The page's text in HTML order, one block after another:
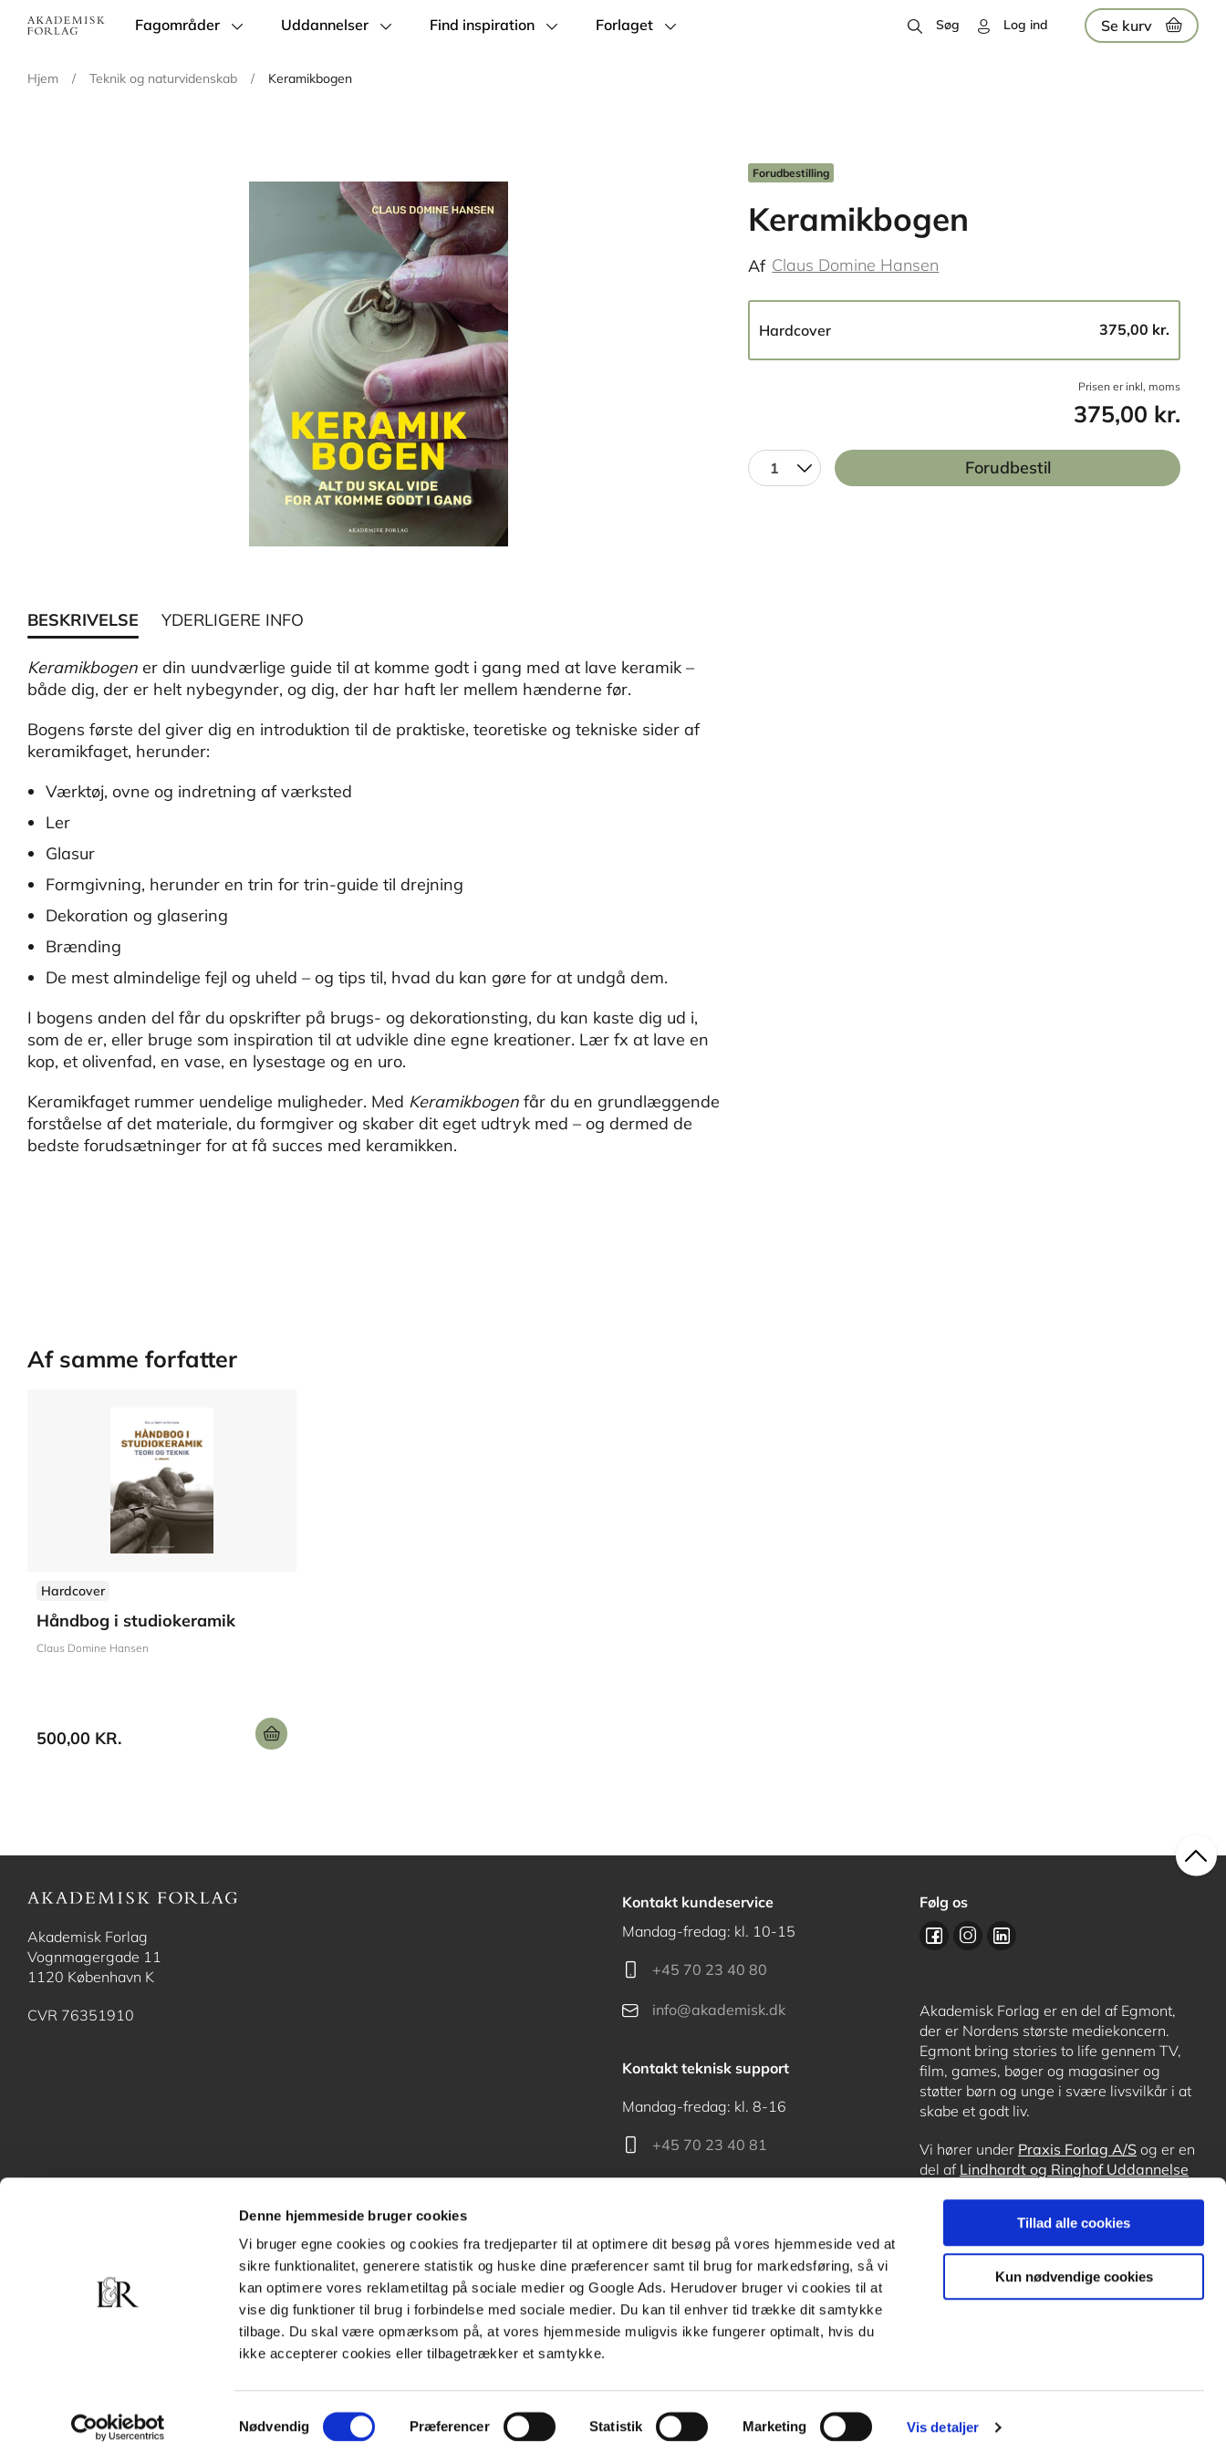
Denne hjemmeside bruger cookies
Vi bruger egne cookies og cookies fra tredjeparter til at optimere dit besøg på vores hjemmeside ved at
sikre funktionalitet, generere statistik og huske dine præferencer samt til brug for markedsføring, så vi
kan optimere vores reklametiltag på sociale medier og Google Ads. Herudover bruger vi cookies til at
vise dig funktioner til brug i forbindelse med sociale medier. Du kan til enhver tid trække dit samtykke
tilbage. Du skal være opmærksom på, at vores hjemmeside muligvis ikke fungerer optimalt, hvis du
ikke accepterer cookies eller tilbagetrækker et samtykke.
Samtykkevalg
Nødvendig Præferencer Statistik Marketing Vis detaljer
Tillad alle cookies
Kun nødvendige cookies
Main
Fagområder Uddannelser Find inspiration Forlaget Søg Log ind Se kurv
Hjem / Teknik og naturvidenskab / Keramikbogen
Forudbestilling
Keramikbogen
Af Claus Domine Hansen
Hardcover 375,00 kr.
Prisen er inkl, moms
375,00 kr.
1 Forudbestil
BESKRIVELSE YDERLIGERE INFO
Keramikbogen er din uundværlige guide til at komme godt i gang med at lave keramik –
både dig, der er helt nybegynder, og dig, der har haft ler mellem hænderne før.
Bogens første del giver dig en introduktion til de praktiske, teoretiske og tekniske sider af
keramikfaget, herunder:
Værktøj, ovne og indretning af værksted
Ler
Glasur
Formgivning, herunder en trin for trin-guide til drejning
Dekoration og glasering
Brænding
De mest almindelige fejl og uheld – og tips til, hvad du kan gøre for at undgå dem.
I bogens anden del får du opskrifter på brugs- og dekorationsting, du kan kaste dig ud i,
som de er, eller bruge som inspiration til at udvikle dine egne kreationer. Lær fx at lave en
kop, et olivenfad, en vase, en lysestage og en uro.
Keramikfaget rummer uendelige muligheder. Med Keramikbogen får du en grundlæggende
forståelse af det materiale, du formgiver og skaber dit eget udtryk med – og dermed de
bedste forudsætninger for at få succes med keramikken.
Af samme forfatter
Hardcover
Håndbog i studiokeramik
Claus Domine Hansen
500,00 KR.
Akademisk Forlag
Vognmagergade 11
1120 København K
CVR 76351910
Kontakt kundeservice
Mandag-fredag: kl. 10-15
+45 70 23 40 80
info@akademisk.dk
Kontakt teknisk support
Mandag-fredag: kl. 8-16
+45 70 23 40 81
Kontakt receptionen
+45 70 24 00 00
Følg os
Akademisk Forlag er en del af Egmont,
der er Nordens største mediekoncern.
Egmont bring stories to life gennem TV,
film, games, bøger og magasiner og
støtter børn og unge i svære livsvilkår i at
skabe et godt liv.
Vi hører under Praxis Forlag A/S og er en
del af Lindhardt og Ringhof Uddannelse
OrdblindetræningogForstå.dk.
Subfooter
Handelsbetingelser Cookiepolitik Persondatapolitik
Subfooter